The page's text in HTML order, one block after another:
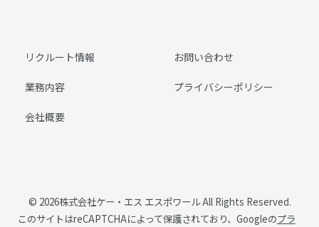
リクルート情報
業務内容
会社概要
お問い合わせ
プライバシーポリシー
© 2026株式会社ケー・エス エスポワール All Rights Reserved.
このサイトはreCAPTCHAによって保護されており、Googleのプラ